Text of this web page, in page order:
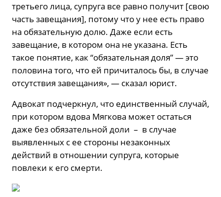
третьего лица, супруга все равно получит [свою
часть завещания], потому что у нее есть право
на обязательную долю. Даже если есть
завещание, в котором она не указана. Есть
такое понятие, как “обязательная доля” — это
половина того, что ей причиталось бы, в случае
отсутствия завещания», — сказал юрист.
Адвокат подчеркнул, что единственный случай,
при котором вдова Мягкова может остаться
даже без обязательной доли – в случае
выявленных с ее стороны незаконных
действий в отношении супруга, которые
повлеки к его смерти.